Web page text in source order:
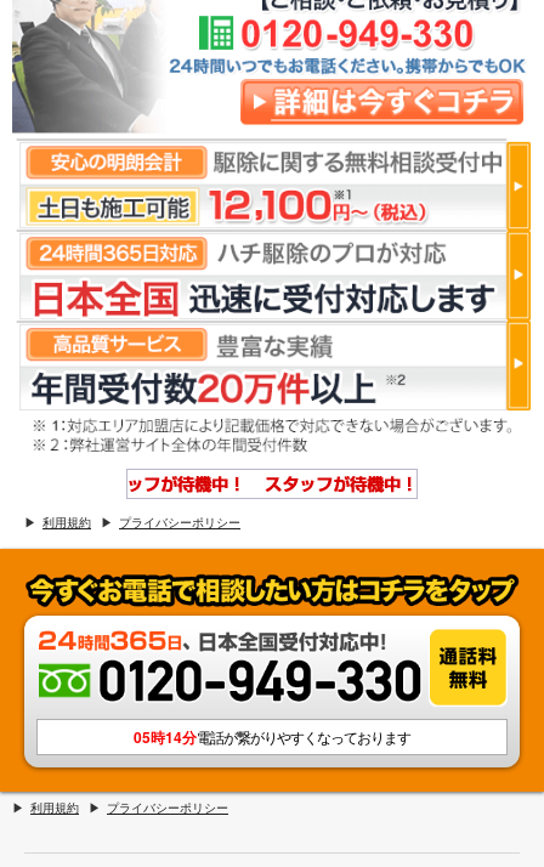
利用規約 プライバシーポリシー
05時14分電話が繋がりやすくなっております
利用規約 プライバシーポリシー